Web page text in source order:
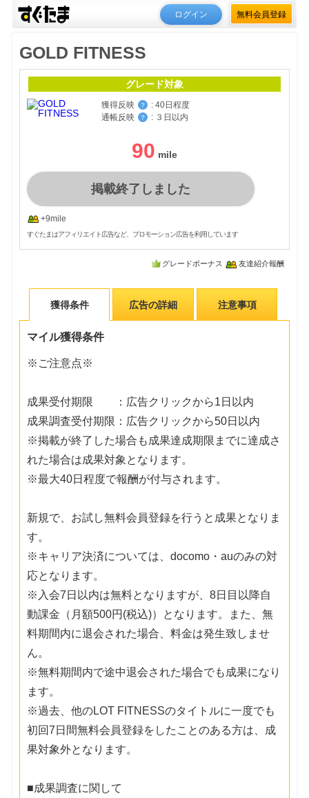
ログイン 無料会員登録
GOLD FITNESS
グレード対象
獲得反映 ？ : 40日程度
通帳反映
？ : ３日以内
90
掲載終了しました
+9mile
すぐたまはアフィリエイト広告など、プロモーション広告を利用しています
グレードボーナス 友達紹介報酬
獲得条件 広告の詳細 注意事項
マイル獲得条件
※ご注意点※
成果受付期限 ：広告クリックから1日以内
成果調査受付期限：広告クリックから50日以内
※掲載が終了した場合も成果達成期限までに達成さ
れた場合は成果対象となります。
※最大40日程度で報酬が付与されます。
新規で、お試し無料会員登録を行うと成果となりま
す。
※キャリア決済については、docomo・auのみの対
応となります。
※入会7日以内は無料となりますが、8日目以降自
動課金（月額500円(税込)）となります。また、無
料期間内に退会された場合、料金は発生致しませ
ん。
※無料期間内で途中退会された場合でも成果になり
ます。
※過去、他のLOT FITNESSのタイトルに一度でも
初回7日間無料会員登録をしたことのある方は、成
果対象外となります。
■成果調査に関して